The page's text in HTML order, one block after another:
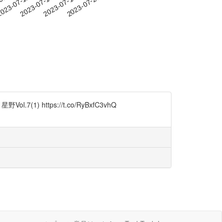
07-11
2023-07-142023-07-172023-07-20
野Vol.7(1) https://t.co/RyBxfC3vhQ